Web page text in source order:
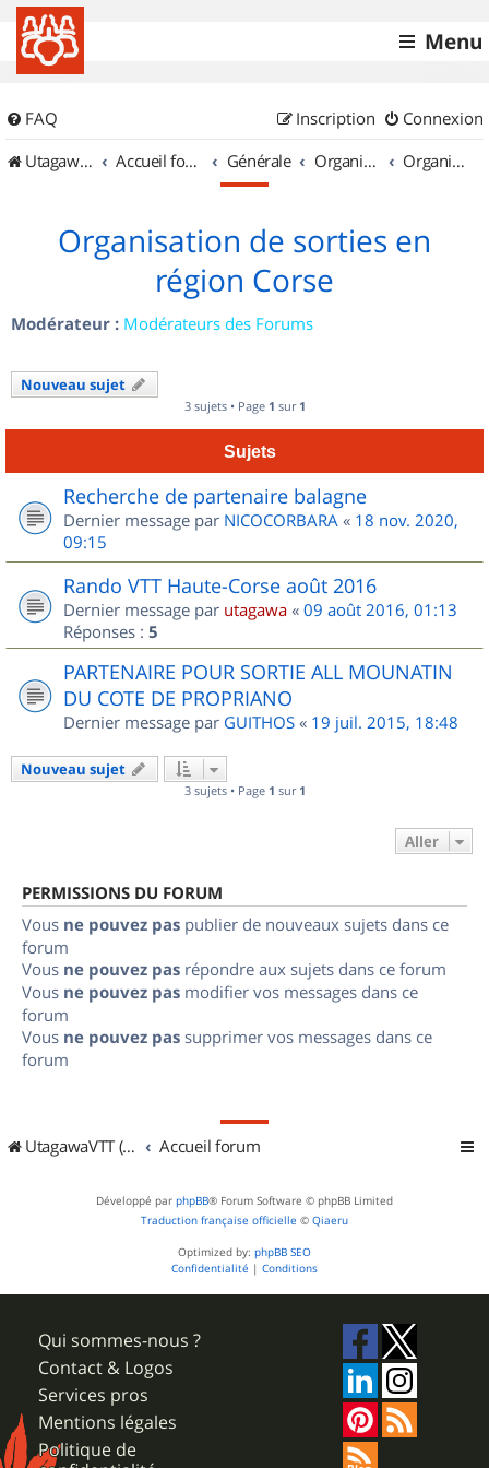
Menu
FAQ Connexion
Inscription
UtagawaVTT (Randos VTT et VTTAE avec traces GPS)
Accueil forum Générale Organisation de sorties & Recherche de partenaires Organisation de sorties en région Corse
Organisation de sorties en
région Corse
Modérateur : Modérateurs des Forums
Nouveau sujet
3 sujets • Page 1 sur 1
Sujets
Recherche de partenaire balagne
Dernier message par NICOCORBARA « 18 nov. 2020,
09:15
Rando VTT Haute-Corse août 2016
Dernier message par utagawa « 09 août 2016, 01:13
Réponses : 5
PARTENAIRE POUR SORTIE ALL MOUNATIN
DU COTE DE PROPRIANO
Dernier message par GUITHOS « 19 juil. 2015, 18:48
Nouveau sujet
3 sujets • Page 1 sur 1
Aller
PERMISSIONS DU FORUM
Vous ne pouvez pas publier de nouveaux sujets dans ce
forum
Vous ne pouvez pas répondre aux sujets dans ce forum
Vous ne pouvez pas modifier vos messages dans ce
forum
Vous ne pouvez pas supprimer vos messages dans ce
forum
UtagawaVTT (Randos VTT et VTTAE avec traces GPS) Accueil forum
Développé par phpBB® Forum Software © phpBB Limited
Traduction française officielle © Qiaeru
Optimized by: phpBB SEO
Confidentialité | Conditions
Qui sommes-nous ?
Contact & Logos
Services pros
Mentions légales
Politique de